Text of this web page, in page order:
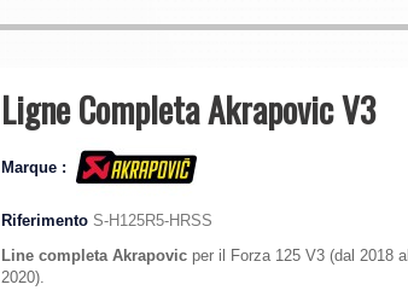
Ligne Completa Akrapovic V3
Marque :
Riferimento S-H125R5-HRSS
Line completa Akrapovic per il Forza 125 V3 (dal 2018 al
2020).